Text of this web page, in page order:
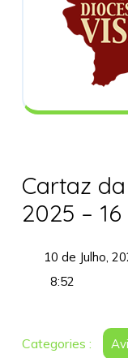
Cartaz
2025 –
10 de Julho,
8:52
Categories :